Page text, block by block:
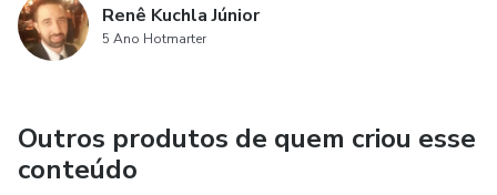
Estratégias de sono, estresse e ritmo circadiano
Exercícios que realmente alteram a bioquímica
Protocolo prático de 30 dias com fases, cardápios modelo
e checklist
Renê Kuchla Júnior
5 Ano Hotmarter
Outros produtos de quem criou esse
conteúdo